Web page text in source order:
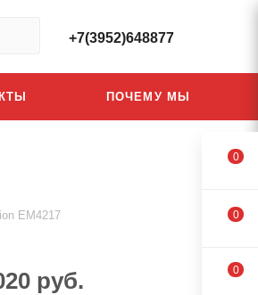
+7(3952)648877
ПОЧЕМУ МЫ
EM4217
руб.
0
0
0